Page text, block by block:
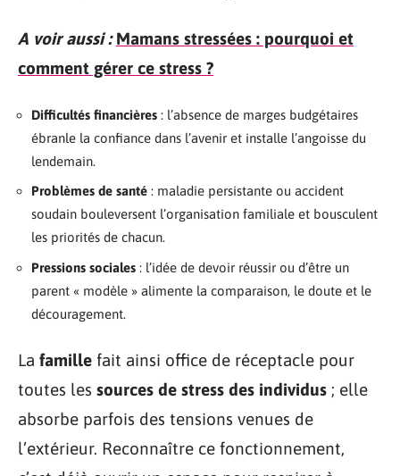
A voir aussi : Mamans stressées : pourquoi et
comment gérer ce stress ?
Difficultés financières : l’absence de marges budgétaires
ébranle la confiance dans l’avenir et installe l’angoisse du
lendemain.
Problèmes de santé : maladie persistante ou accident
soudain bouleversent l’organisation familiale et bousculent
les priorités de chacun.
Pressions sociales : l’idée de devoir réussir ou d’être un
parent « modèle » alimente la comparaison, le doute et le
découragement.
La famille fait ainsi office de réceptacle pour
toutes les sources de stress des individus ; elle
absorbe parfois des tensions venues de
l’extérieur. Reconnaître ce fonctionnement,